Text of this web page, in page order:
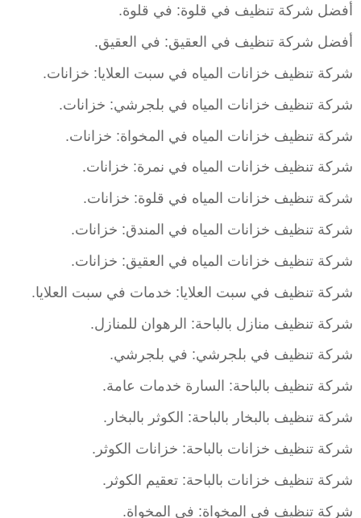
أفضل شركة تنظيف في قلوة: في قلوة.
أفضل شركة تنظيف في العقيق: في العقيق.
شركة تنظيف خزانات المياه في سبت العلايا: خزانات.
شركة تنظيف خزانات المياه في بلجرشي: خزانات.
شركة تنظيف خزانات المياه في المخواة: خزانات.
شركة تنظيف خزانات المياه في نمرة: خزانات.
شركة تنظيف خزانات المياه في قلوة: خزانات.
شركة تنظيف خزانات المياه في المندق: خزانات.
شركة تنظيف خزانات المياه في العقيق: خزانات.
شركة تنظيف في سبت العلايا: خدمات في سبت العلايا.
شركة تنظيف منازل بالباحة: الرهوان للمنازل.
شركة تنظيف في بلجرشي: في بلجرشي.
شركة تنظيف بالباحة: السارة خدمات عامة.
شركة تنظيف بالبخار بالباحة: الكوثر بالبخار.
شركة تنظيف خزانات بالباحة: خزانات الكوثر.
شركة تنظيف خزانات بالباحة: تعقيم الكوثر.
شركة تنظيف في المخواة: في المخواة.